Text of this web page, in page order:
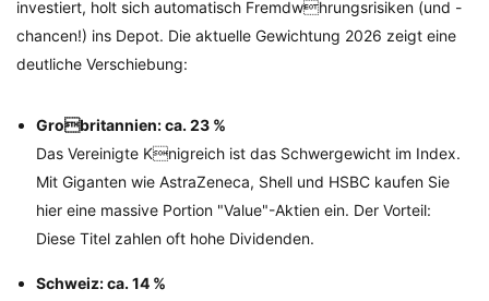
investiert, holt sich automatisch Fremdwhrungsrisiken (und -
chancen!) ins Depot. Die aktuelle Gewichtung 2026 zeigt eine
deutliche Verschiebung:
Grobritannien: ca. 23 %
Das Vereinigte Knigreich ist das Schwergewicht im Index.
Mit Giganten wie AstraZeneca, Shell und HSBC kaufen Sie
hier eine massive Portion "Value"-Aktien ein. Der Vorteil:
Diese Titel zahlen oft hohe Dividenden.
Schweiz: ca. 14 %